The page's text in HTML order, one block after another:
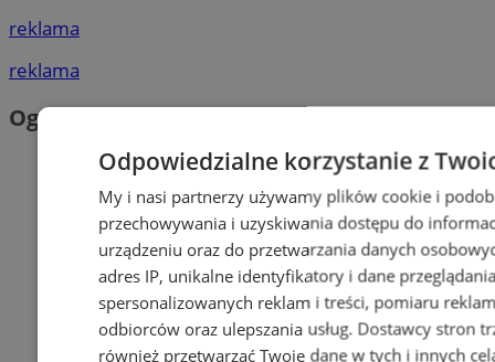
reklama
reklama
Ogłoszenia
Odpowiedzialne korzystanie z
My i nasi partnerzy używamy plików cookie i
przechowywania i uzyskiwania dostępu do
urządzeniu oraz do przetwarzania danych
adres IP, unikalne identyfikatory i dane
spersonalizowanych reklam i treści, pomiaru
odbiorców oraz ulepszania usług. Dostawcy stron
również przetwarzać Twoje dane w tych i innych